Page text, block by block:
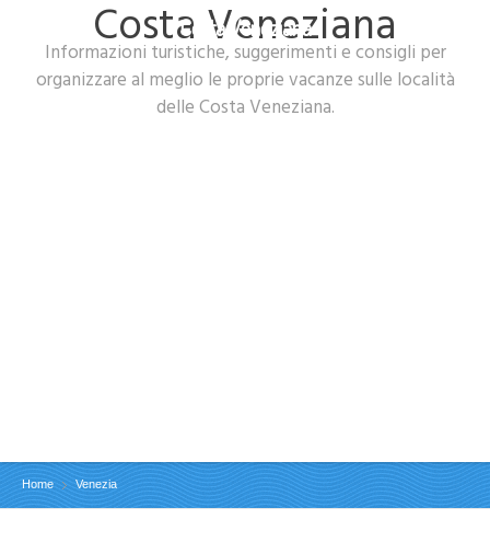
Costa Veneziana
Informazioni turistiche, suggerimenti e consigli per
organizzare al meglio le proprie vacanze sulle località
delle Costa Veneziana.
Home Venezia
Costa Veneziana